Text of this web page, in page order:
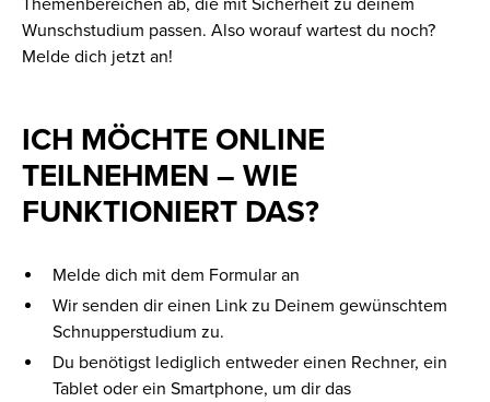
Wunschstudium passen. Also worauf wartest du noch?
Melde dich jetzt an!
ICH MÖCHTE ONLINE
TEILNEHMEN – WIE
FUNKTIONIERT DAS?
Melde dich mit dem Formular an
Wir senden dir einen Link zu Deinem gewünschtem
Schnupperstudium zu.
Du benötigst lediglich entweder einen Rechner, ein
Tablet oder ein Smartphone, um dir das